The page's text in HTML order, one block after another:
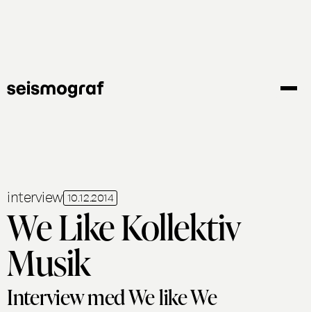
interview 10.12.2014
We Like Kollektiv
Musik
Interview med We like We